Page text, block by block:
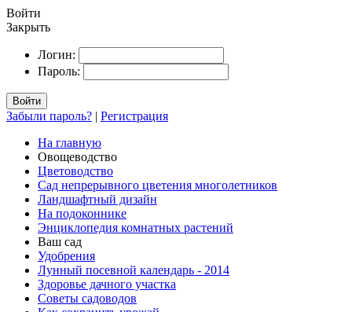
Войти
Закрыть
Логин:
Пароль:
Войти
Забыли пароль? | Регистрация
На главную
Овощеводство
Цветоводство
Сад непрерывного цветения многолетников
Ландшафтный дизайн
На подоконнике
Энциклопедия комнатных растений
Ваш сад
Удобрения
Лунный посевной календарь - 2014
Здоровье дачного участка
Советы садоводов